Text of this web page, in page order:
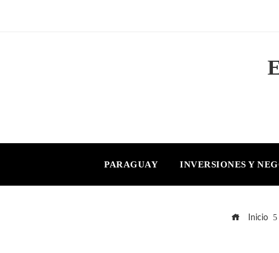
PARAGUAY INVERSIONES Y
Inicio